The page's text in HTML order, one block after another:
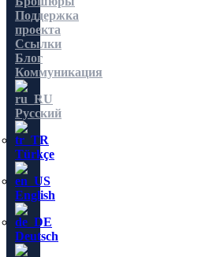
Поддержка
проекта
Ссылки
Блог
Коммуникация
Русский
Türkçe
English
Deutsch